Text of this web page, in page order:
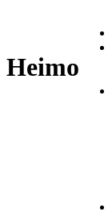
Heimo